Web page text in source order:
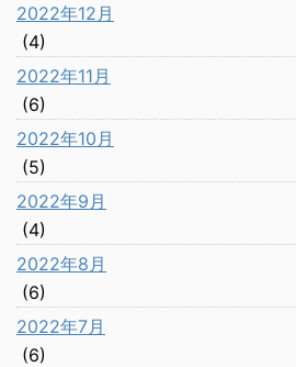
2022年12月
(4)
2022年11月
(6)
2022年10月
(5)
2022年9月
(4)
2022年8月
(6)
2022年7月
(6)